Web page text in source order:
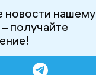
новости нашему
получайте